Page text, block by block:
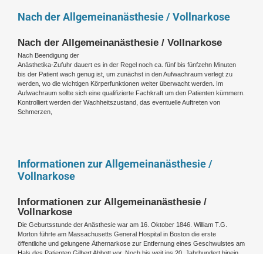
Nach der Allgemeinanästhesie / Vollnarkose
Nach der Allgemeinanästhesie / Vollnarkose
Nach Beendigung der
Anästhetika-Zufuhr dauert es in der Regel noch ca. fünf bis fünfzehn Minuten
bis der Patient wach genug ist, um zunächst in den Aufwachraum verlegt zu
werden, wo die wichtigen Körperfunktionen weiter überwacht werden. Im
Aufwachraum sollte sich eine qualifizierte Fachkraft um den Patienten kümmern.
Kontrolliert werden der Wachheitszustand, das eventuelle Auftreten von
Schmerzen,
Informationen zur Allgemeinanästhesie /
Vollnarkose
Informationen zur Allgemeinanästhesie /
Vollnarkose
Die Geburtsstunde der Anästhesie war am 16. Oktober 1846. William T.G.
Morton führte am Massachusetts General Hospital in Boston die erste
öffentliche und gelungene Äthernarkose zur Entfernung eines Geschwulstes am
Hals des Patienten Gilbert Abbott vor. Noch bis weit ins 20. Jahrhundert hinein